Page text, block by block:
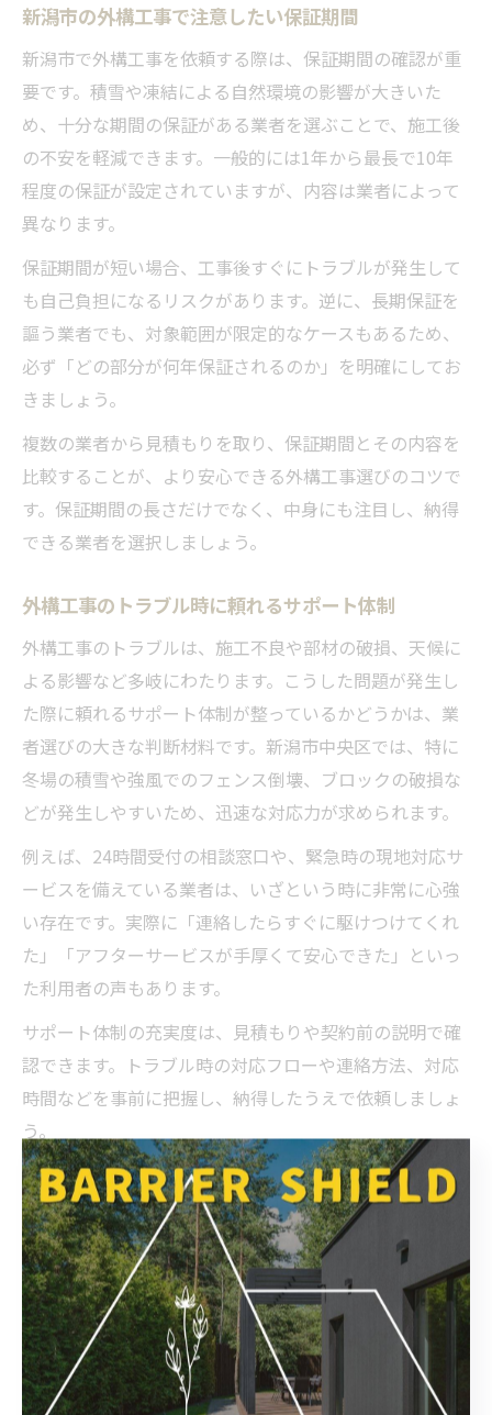
新潟市の外構工事で注意したい保証期間
新潟市で外構工事を依頼する際は、保証期間の確認が重
要です。積雪や凍結による自然環境の影響が大きいた
め、十分な期間の保証がある業者を選ぶことで、施工後
の不安を軽減できます。一般的には1年から最長で10年
程度の保証が設定されていますが、内容は業者によって
異なります。
保証期間が短い場合、工事後すぐにトラブルが発生して
も自己負担になるリスクがあります。逆に、長期保証を
謳う業者でも、対象範囲が限定的なケースもあるため、
必ず「どの部分が何年保証されるのか」を明確にしてお
きましょう。
複数の業者から見積もりを取り、保証期間とその内容を
比較することが、より安心できる外構工事選びのコツで
す。保証期間の長さだけでなく、中身にも注目し、納得
できる業者を選択しましょう。
外構工事のトラブル時に頼れるサポート体制
外構工事のトラブルは、施工不良や部材の破損、天候に
よる影響など多岐にわたります。こうした問題が発生し
た際に頼れるサポート体制が整っているかどうかは、業
者選びの大きな判断材料です。新潟市中央区では、特に
冬場の積雪や強風でのフェンス倒壊、ブロックの破損な
どが発生しやすいため、迅速な対応力が求められます。
例えば、24時間受付の相談窓口や、緊急時の現地対応サ
ービスを備えている業者は、いざという時に非常に心強
い存在です。実際に「連絡したらすぐに駆けつけてくれ
た」「アフターサービスが手厚くて安心できた」といっ
た利用者の声もあります。
サポート体制の充実度は、見積もりや契約前の説明で確
認できます。トラブル時の対応フローや連絡方法、対応
時間などを事前に把握し、納得したうえで依頼しましょ
う。
外構工事保証書の重要ポイントを解説
外構工事保証書は、施工後のトラブルや不具合に対応す
るための大切な書類です。保証書には、保証の範囲や期
間、保証が適用される条件などが明記されており、これ
をしっかり確認しておくことで後々のトラブル回避につ
ながります。